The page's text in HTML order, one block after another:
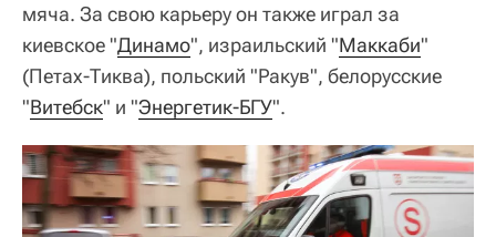
мяча. За свою карьеру он также играл за
киевское "Динамо", израильский "Маккаби"
(Петах-Тиква), польский "Ракув", белорусские
"Витебск" и "Энергетик-БГУ".